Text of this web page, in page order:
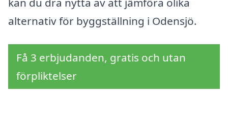
alternativ för byggställning i Odensjö.
Få 3 erbjudanden, gratis och utan
förpliktelser